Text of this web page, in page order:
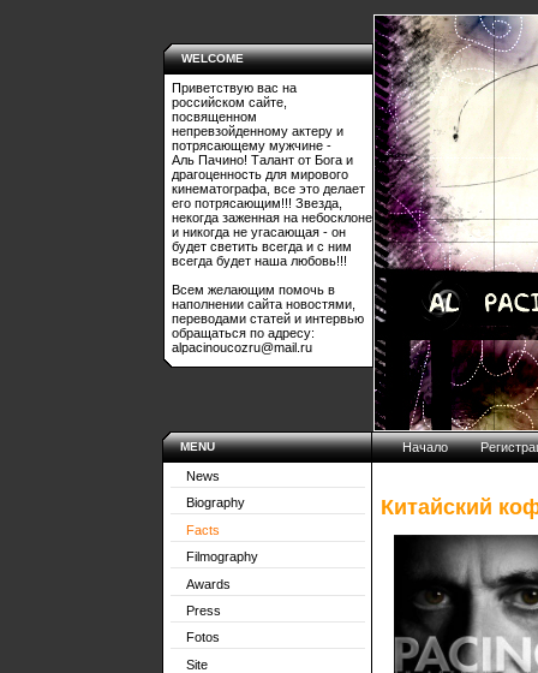
WELCOME
Приветствую вас на
российском сайте,
посвященном
непревзойденному актеру и
потрясающему мужчине -
Аль Пачино! Талант от Бога и
драгоценность для мирового
кинематографа, все это делает
его потрясающим!!! Звезда,
некогда заженная на небосклоне
и никогда не угасающая - он
будет светить всегда и с ним
всегда будет наша любовь!!!
Всем желающим помочь в
наполнении сайта новостями,
переводами статей и интервью
обращаться по адресу:
alpacinoucozru@mail.ru
MENU
News
Biography
Facts
Filmography
Awards
Press
Fotos
Site
Начало
Китайский